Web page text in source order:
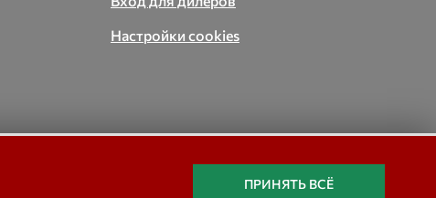
Настройки cookies
ПРИНЯТЬ ВСЁ